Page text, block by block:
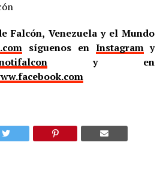
Falcón, Venezuela y el Mundo
síguenos en Instagramy
y en